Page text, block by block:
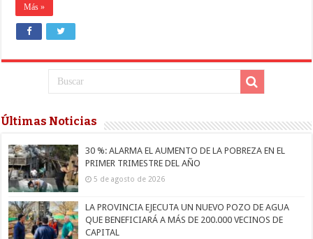
Más »
Últimas Noticias
30 %: ALARMA EL AUMENTO DE LA POBREZA EN EL
PRIMER TRIMESTRE DEL AÑO
5 de agosto de 2026
LA PROVINCIA EJECUTA UN NUEVO POZO DE AGUA
QUE BENEFICIARÁ A MÁS DE 200.000 VECINOS DE
CAPITAL